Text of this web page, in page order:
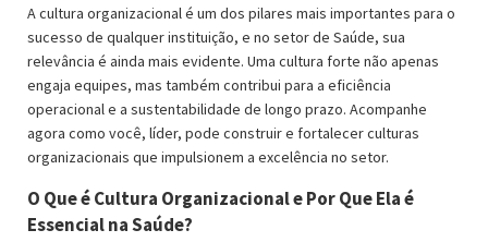
A cultura organizacional é um dos pilares mais importantes para o
sucesso de qualquer instituição, e no setor de Saúde, sua
relevância é ainda mais evidente. Uma cultura forte não apenas
engaja equipes, mas também contribui para a eficiência
operacional e a sustentabilidade de longo prazo. Acompanhe
agora como você, líder, pode construir e fortalecer culturas
organizacionais que impulsionem a excelência no setor.
O Que é Cultura Organizacional e Por Que Ela é
Essencial na Saúde?